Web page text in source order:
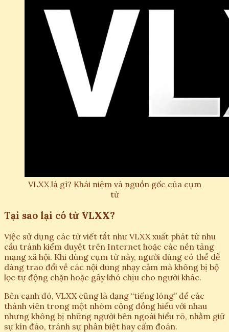
VLXX là gì? Khái niệm và nguồn gốc của cụm
từ
Tại sao lại có từ VLXX?
Việc sử dụng các từ viết tắt như VLXX xuất phát từ nhu
cầu tránh kiểm duyệt trên Internet hoặc các nền tảng
mạng xã hội. Khi dùng cụm từ này, người dùng có thể dễ
dàng trao đổi về các nội dung nhạy cảm mà không bị bộ
lọc tự động chặn hoặc gây khó chịu cho người khác.
Bên cạnh đó, VLXX cũng là dạng “tiếng lóng” để các
thành viên trong một nhóm cộng đồng hiểu với nhau
nhưng không bị những người bên ngoài hiểu rõ, nhằm giữ
sự kín đáo, tránh sự phân biệt hay cấm đoán.